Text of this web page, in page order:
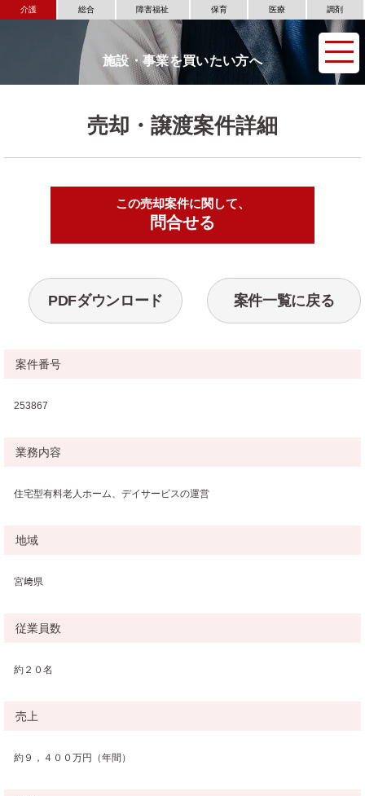
介護 総合 障害福祉 保育 医療 調剤
施設・事業を買いたい方へ
売却・譲渡案件詳細
この売却案件に関して、
問合せる
PDFダウンロード 案件一覧に戻る
案件番号
253867
業務内容
住宅型有料老人ホーム、デイサービスの運営
地域
宮﨑県
従業員数
約２０名
売上
約９，４００万円（年間）